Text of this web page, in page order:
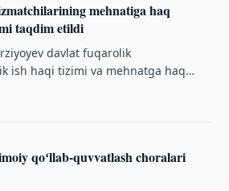
mehnatiga haq
taqdim etildi
davlat fuqarolik
ish haqi tizimi va mehnatga haq
qoʻllab-quvvatlash choralari